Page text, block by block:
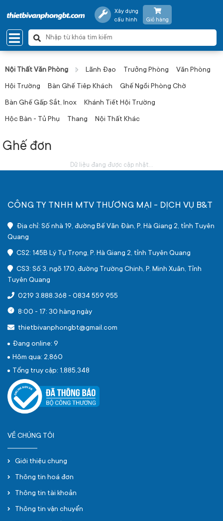
Xây dựng
cấu hình
Giỏ hàng
Nội Thất Văn Phòng Lãnh Đạo Trưởng Phòng Văn Phòng
Hội Trường Bàn Ghế Tiêp Khách Ghế Ngồi Phòng Chờ
Bàn Ghế Gấp Sắt, Inox Khánh Tiết Hội Trường
Hộc Bàn - Tủ Phụ Thang Nội Thất Khác
Ghế đơn
Dữ liệu đang được cập nhật...
CÔNG TY TNHH MTV THƯƠNG MẠI - DỊCH VỤ B&T
Địa chỉ: Số nhà 19, đường Bế Văn Đàn, P. Hà Giang 2, tỉnh Tuyên
Quang
CS2: 145B Lý Tự Trọng, P. Hà Giang 2, tỉnh Tuyên Quang
CS3: Số 3, ngõ 170, đường Trường Chinh, P. Minh Xuân, Tỉnh
Tuyên Quang
0219 3.888.368 - 0834 559 955
8:00 - 17: 30 hàng ngày
thietbivanphongbt@gmail.com
Đang online: 9
Hôm qua: 2,860
Tổng truy cập: 1,885,348
VỀ CHÚNG TÔI
Giới thiệu chung
Thông tin hoá đơn
Thông tin tài khoản
Thông tin vận chuyển